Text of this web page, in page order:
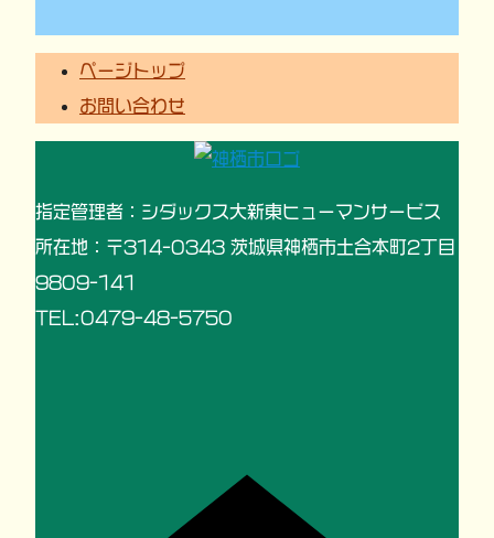
ページトップ
お問い合わせ
指定管理者：シダックス大新東ヒューマンサービス
所在地：〒314-0343 茨城県神栖市土合本町2丁目
9809-141
TEL:0479-48-5750